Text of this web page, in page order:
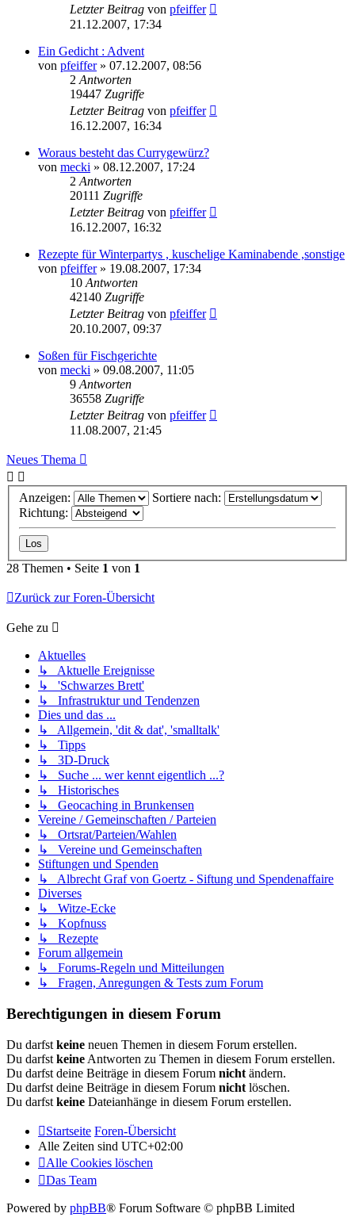
Letzter Beitrag von pfeiffer
21.12.2007, 17:34
Ein Gedicht : Advent
von pfeiffer» 07.12.2007, 08:56
2 Antworten
19447 Zugriffe
Letzter Beitrag von pfeiffer
16.12.2007, 16:34
Woraus besteht das Currygewürz?
von mecki » 08.12.2007, 17:24
2 Antworten
20111 Zugriffe
Letzter Beitrag von pfeiffer
16.12.2007, 16:32
Rezepte für Winterpartys , kuschelige Kaminabende ,sonstige
von pfeiffer» 19.08.2007, 17:34
10 Antworten
42140 Zugriffe
Letzter Beitrag von pfeiffer
20.10.2007, 09:37
Soßen für Fischgerichte
von mecki » 09.08.2007, 11:05
9 Antworten
36558 Zugriffe
Letzter Beitrag von pfeiffer
11.08.2007, 21:45
Neues Thema
Anzeigen:
Sortiere nach:
Richtung:
28 Themen • Seite 1 von 1
Zurück zur Foren-Übersicht
Gehe zu
Aktuelles
↳ Aktuelle Ereignisse
↳ 'Schwarzes Brett'
↳ Infrastruktur und Tendenzen
Dies und das ...
↳ Allgemein, 'dit & dat', 'smalltalk'
↳ Tipps
↳ 3D-Druck
↳ Suche ... wer kennt eigentlich ...?
↳ Historisches
↳ Geocaching in Brunkensen
Vereine / Gemeinschaften / Parteien
↳ Ortsrat/Parteien/Wahlen
↳ Vereine und Gemeinschaften
Stiftungen und Spenden
↳ Albrecht Graf von Goertz - Siftung und Spendenaffaire
Diverses
↳ Witze-Ecke
↳ Kopfnuss
↳ Rezepte
Forum allgemein
↳ Forums-Regeln und Mitteilungen
↳ Fragen, Anregungen & Tests zum Forum
Berechtigungen in diesem Forum
Du darfst keine neuen Themen in diesem Forum erstellen.
Du darfst keine Antworten zu Themen in diesem Forum erstellen.
Du darfst deine Beiträge in diesem Forum nicht ändern.
Du darfst deine Beiträge in diesem Forum nicht löschen.
Du darfst keine Dateianhänge in diesem Forum erstellen.
Startseite Foren-Übersicht
Alle Zeiten sind UTC+02:00
Alle Cookies löschen
Das Team
Powered by phpBB® Forum Software © phpBB Limited